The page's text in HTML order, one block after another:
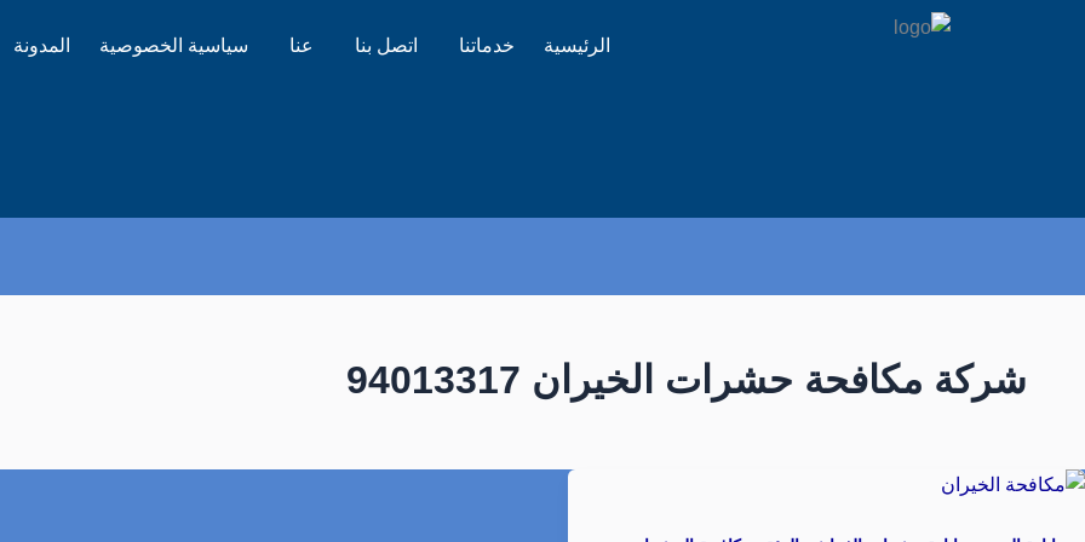
الرئيسية خدماتنا اتصل بنا عنا سياسية الخصوصية المدونة
شركة مكافحة حشرات الخيران 94013317